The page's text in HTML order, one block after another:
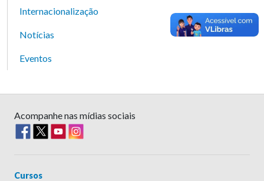
Internacionalização
Notícias
Eventos
Acompanhe nas mídias sociais
Cursos